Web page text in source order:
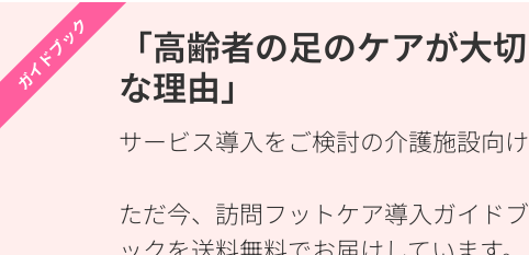
「高齢者の足のケアが大切
な理由」
サービス導入をご検討の介護施設向け
ただ今、訪問フットケア導入ガイドブ
ガイドブック